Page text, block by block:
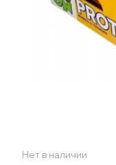
Нет в наличии